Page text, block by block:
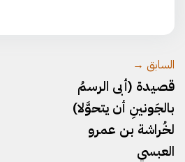
السابق →
قصيدة (أبى الرسمُ
بالجَونينِ أن يتحوَّلا)
لخُراشة بن عمرو
العبسي